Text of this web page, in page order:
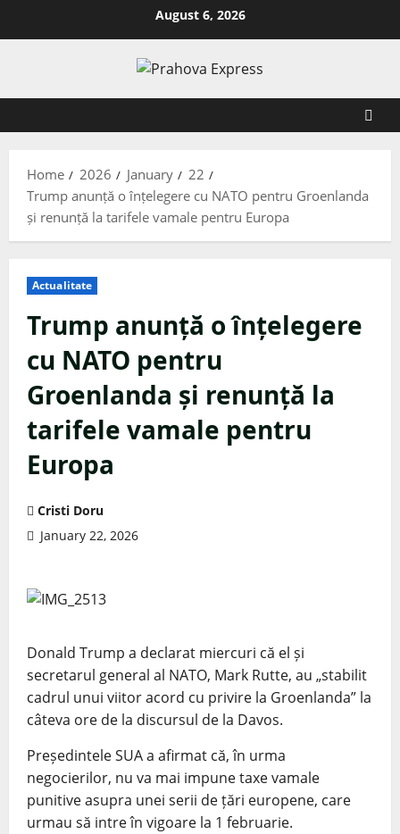
August 6, 2026
Home 2026 January
22
Trump anunță o înțelegere cu NATO pentru Groenlanda
și renunță la tarifele vamale pentru Europa
Actualitate
Trump anunță o înțelegere
cu NATO pentru
Groenlanda și renunță la
tarifele vamale pentru
Europa
Cristi Doru
January 22, 2026
Donald Trump a declarat miercuri că el și
secretarul general al NATO, Mark Rutte, au „stabilit
cadrul unui viitor acord cu privire la Groenlanda” la
câteva ore de la discursul de la Davos.
Președintele SUA a afirmat că, în urma
negocierilor, nu va mai impune taxe vamale
punitive asupra unei serii de țări europene, care
urmau să intre în vigoare la 1 februarie.